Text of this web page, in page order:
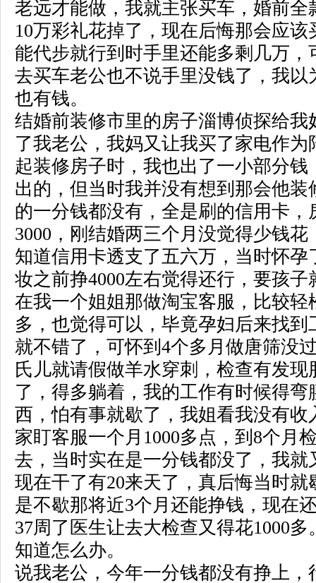
老远才能做，我就主张买车，婚前全
10万彩礼花掉了，现在后悔那会应该
能代步就行到时手里还能多剩几万，
去买车老公也不说手里没钱了，我以
也有钱。
结婚前装修市里的房子淄博侦探给我
了我老公，我妈又让我买了家电作为
起装修房子时，我也出了一小部分钱
出的，但当时我并没有想到那会他装
的一分钱都没有，全是刷的信用卡，
3000，刚结婚两三个月没觉得少钱花
知道信用卡透支了五六万，当时怀孕
妆之前挣4000左右觉得还行，要孩子
在我一个姐姐那做淘宝客服，比较轻
多，也觉得可以，毕竟孕妇后来找到
就不错了，可怀到4个多月做唐筛没
氏儿就请假做羊水穿刺，检查有发现
了，得多躺着，我的工作有时候得弯
西，怕有事就歇了，我姐看我没有收
家盯客服一个月1000多点，到8个月
去，当时实在是一分钱都没了，我就
现在干了有20来天了，真后悔当时就
是不歇那将近3个月还能挣钱，现在
37周了医生让去大检查又得花1000
知道怎么办。
说我老公，今年一分钱都没有挣上，